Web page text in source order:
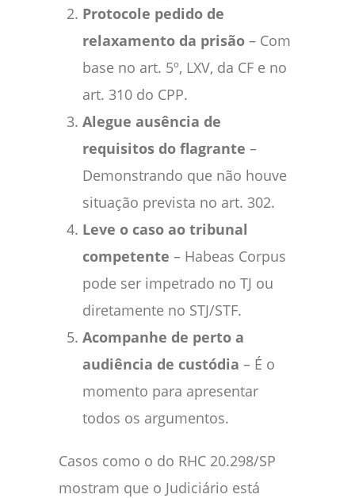
Protocole pedido de
relaxamento da prisão – Com
base no art. 5º, LXV, da CF e no
art. 310 do CPP.
Alegue ausência de
requisitos do flagrante –
Demonstrando que não houve
situação prevista no art. 302.
Leve o caso ao tribunal
competente – Habeas Corpus
pode ser impetrado no TJ ou
diretamente no STJ/STF.
Acompanhe de perto a
audiência de custódia – É o
momento para apresentar
todos os argumentos.
Casos como o do RHC 20.298/SP
mostram que o Judiciário está